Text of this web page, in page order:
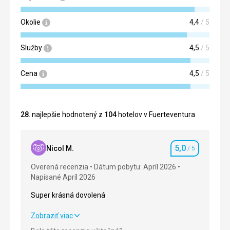
Okolie 4,4 / 5
Služby 4,5 / 5
Cena 4,5 / 5
28 . najlepšie hodnotený z 104 hotelov v Fuerteventura
Nicol M. Hodnotenie
5,0 / 5
Overená recenzia
Dátum pobytu: Apríl 2026
Napísané Apríl 2026
Super krásná dovolená
Super krásná dovolená
Zobraziť viac